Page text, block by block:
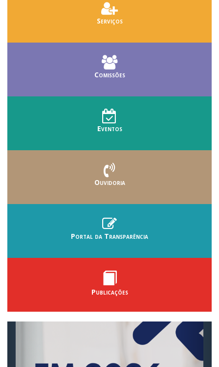
Serviços
Comissões
Eventos
Ouvidoria
Portal da Transparência
Publicações